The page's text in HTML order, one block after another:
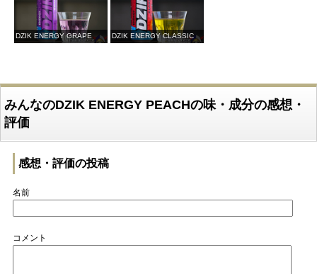
DZIK ENERGY GRAPE DZIK ENERGY CLASSIC
みんなのDZIK ENERGY PEACHの味・成分の感想・
評価
感想・評価の投稿
名前
コメント